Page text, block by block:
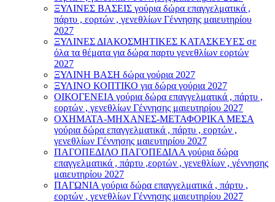
ΞΥΛΙΝΕΣ ΒΑΣΕΙΣ γούρια δώρα επαγγελματικά ,
πάρτυ , εορτών , γενεθλίων Γέννησης μαιευτηρίου
2027
ΞΥΛΙΝΕΣ ΔΙΑΚΟΣΜΗΤΙΚΕΣ ΚΑΤΑΣΚΕΥΕΣ σε
όλα τα θέματα για δώρα παρτυ γενεθλίων εορτών
2027
ΞΥΛΙΝΗ ΒΑΣΗ δώρα γούρια 2027
ΞΥΛΙΝΟ ΚΟΠΤΙΚΟ για δώρα γούρια 2027
ΟΙΚΟΓΕΝΕΙΑ γούρια δώρα επαγγελματικά , πάρτυ ,
εορτών , γενεθλίων Γέννησης μαιευτηρίου 2027
ΟΧΗΜΑΤΑ-ΜΗΧΑΝΕΣ-ΜΕΤΑΦΟΡΙΚΑ ΜΕΣΑ
γούρια δώρα επαγγελματικά , πάρτυ , εορτών ,
γενεθλίων Γέννησης μαιευτηρίου 2027
ΠΑΓΟΠΕΔΙΛΟ ΠΑΓΟΠΕΔΙΛΑ γούρια δώρα
επαγγελματικά , πάρτυ ,εορτών , γενεθλίων , γέννησης
μαιευτηρίου 2027
ΠΑΓΩΝΙΑ γούρια δώρα επαγγελματικά , πάρτυ ,
εορτών , γενεθλίων Γέννησης μαιευτηρίου 2027